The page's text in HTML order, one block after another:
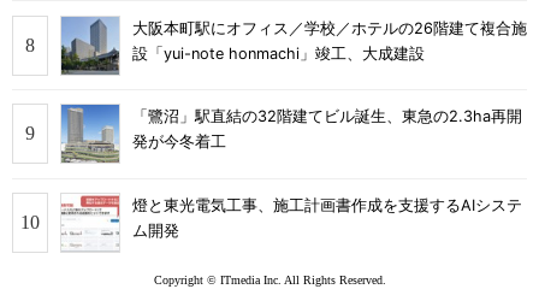
大阪本町駅にオフィス／学校／ホテルの26階建て複合施
設「yui-note honmachi」竣工、大成建設
「鷺沼」駅直結の32階建てビル誕生、東急の2.3ha再開
発が今冬着工
燈と東光電気工事、施工計画書作成を支援するAIシステ
ム開発
Copyright © ITmedia Inc. All Rights Reserved.